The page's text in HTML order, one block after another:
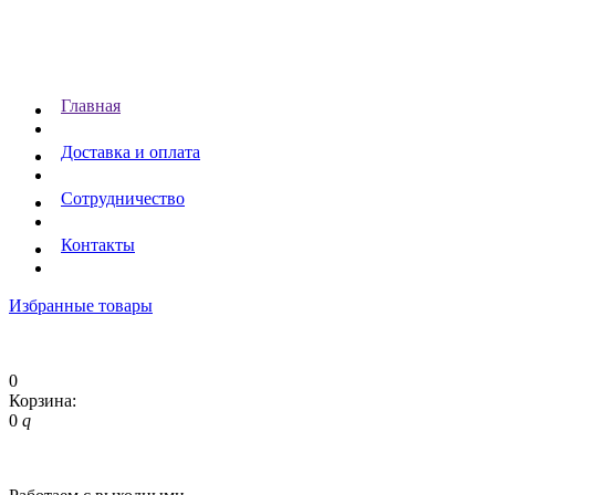
Главная
Доставка и оплата
Сотрудничество
Контакты
Избранные товары
0
Корзина:
0 q